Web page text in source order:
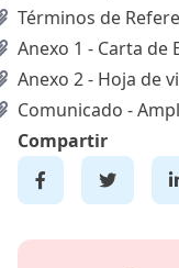
Términos de
Anexo 1 - Carta de
Anexo 2 - Hoja de
Comunicado -
Compartir